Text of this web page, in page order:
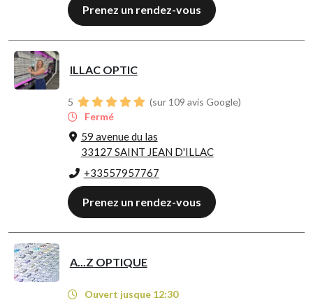
Prenez un rendez-vous
ILLAC OPTIC
5
(sur 109 avis Google)
Fermé
59 avenue du las
33127 SAINT JEAN D'ILLAC
+33557957767
Prenez un rendez-vous
A...Z OPTIQUE
Ouvert jusque 12:30